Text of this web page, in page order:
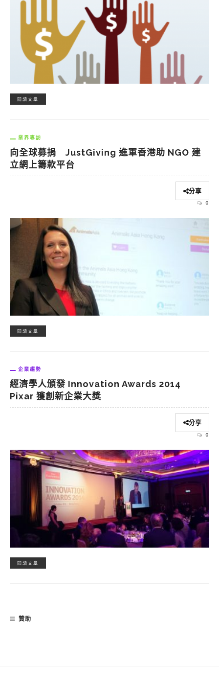
閱讀文章
業界專訪
向全球募捐 JustGiving 進軍香港助 NGO 建
立網上籌款平台
分享
0
閱讀文章
企業趨勢
經濟學人頒發 Innovation Awards 2014
Pixar 獲創新企業大獎
分享
0
閱讀文章
贊助